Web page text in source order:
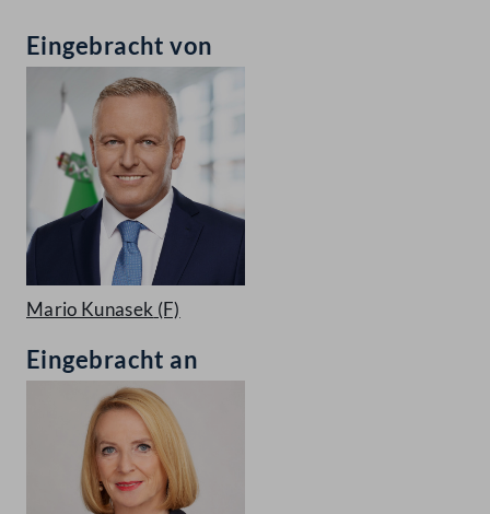
Eingebracht von
Mario Kunasek (F)
Eingebracht an